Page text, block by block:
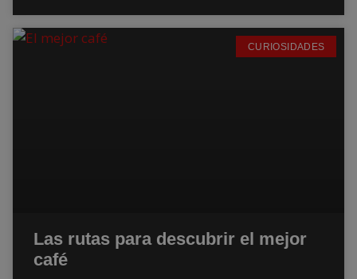
CURIOSIDADES
Las rutas para descubrir el mejor
café